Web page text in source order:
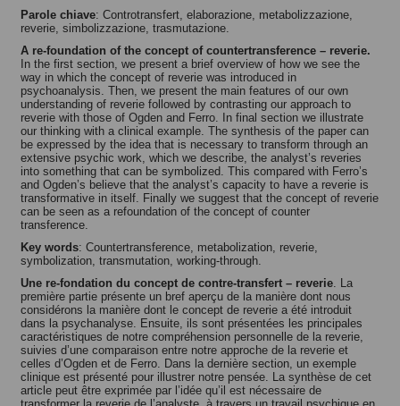
Parole chiave: Controtransfert, elaborazione, metabolizzazione,
reverie, simbolizzazione, trasmutazione.
A re-foundation of the concept of countertransference – reverie.
In the first section, we present a brief overview of how we see the
way in which the concept of reverie was introduced in
psychoanalysis. Then, we present the main features of our own
understanding of reverie followed by contrasting our approach to
reverie with those of Ogden and Ferro. In final section we illustrate
our thinking with a clinical example. The synthesis of the paper can
be expressed by the idea that is necessary to transform through an
extensive psychic work, which we describe, the analyst’s reveries
into something that can be symbolized. This compared with Ferro’s
and Ogden’s believe that the analyst’s capacity to have a reverie is
transformative in itself. Finally we suggest that the concept of reverie
can be seen as a refoundation of the concept of counter
transference.
Key words: Countertransference, metabolization, reverie,
symbolization, transmutation, working-through.
Une re-fondation du concept de contre-transfert – reverie . La
première partie présente un bref aperçu de la manière dont nous
considérons la manière dont le concept de reverie a été introduit
dans la psychanalyse. Ensuite, ils sont présentées les principales
caractéristiques de notre compréhension personnelle de la reverie,
suivies d’une comparaison entre notre approche de la reverie et
celles d’Ogden et de Ferro. Dans la dernière section, un exemple
clinique est présenté pour illustrer notre pensée. La synthèse de cet
article peut être exprimée par l’idée qu’il est nécessaire de